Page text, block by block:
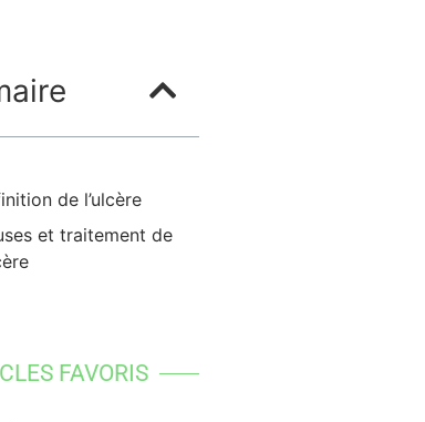
de l’ulcère
et traitement de
FAVORIS